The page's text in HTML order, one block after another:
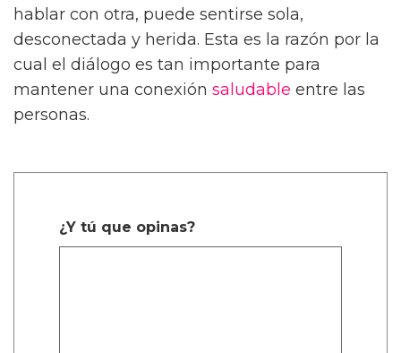
hablar con otra, puede sentirse sola,
desconectada y herida. Esta es la razón por la
cual el diálogo es tan importante para
mantener una conexión saludable entre las
personas.
¿Y tú que opinas?